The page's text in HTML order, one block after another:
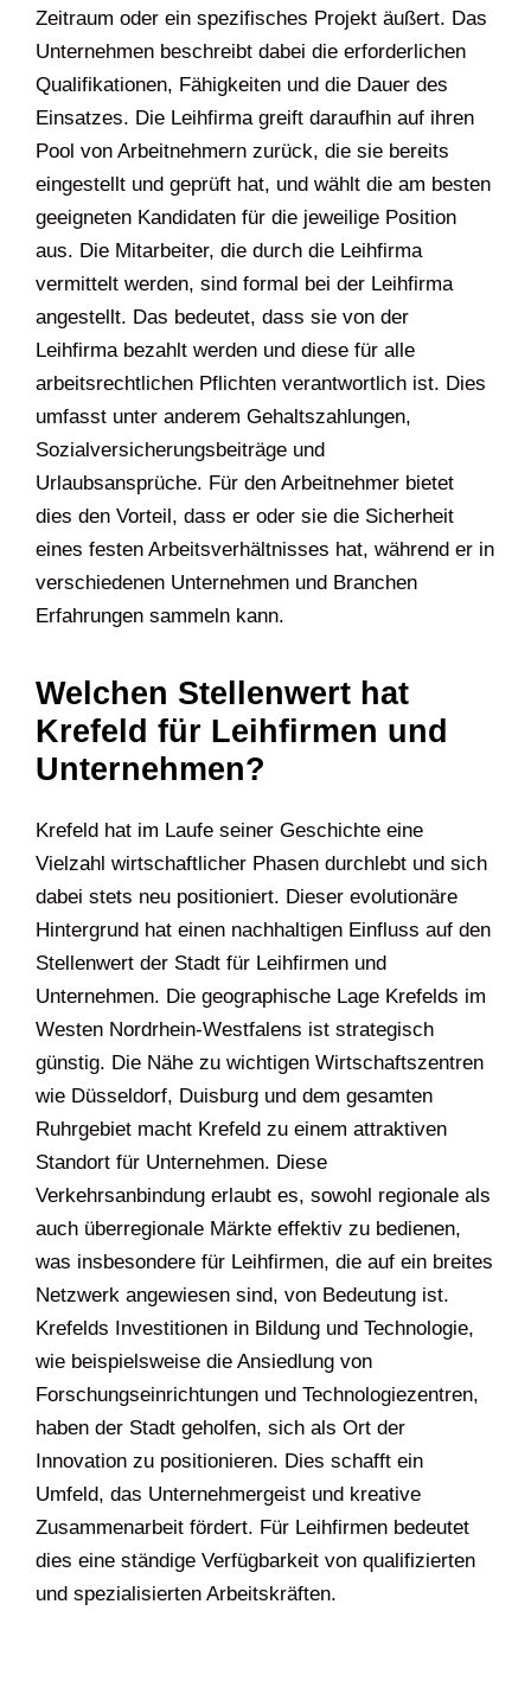
Zeitraum oder ein spezifisches Projekt äußert. Das
Unternehmen beschreibt dabei die erforderlichen
Qualifikationen, Fähigkeiten und die Dauer des
Einsatzes. Die Leihfirma greift daraufhin auf ihren
Pool von Arbeitnehmern zurück, die sie bereits
eingestellt und geprüft hat, und wählt die am besten
geeigneten Kandidaten für die jeweilige Position
aus. Die Mitarbeiter, die durch die Leihfirma
vermittelt werden, sind formal bei der Leihfirma
angestellt. Das bedeutet, dass sie von der
Leihfirma bezahlt werden und diese für alle
arbeitsrechtlichen Pflichten verantwortlich ist. Dies
umfasst unter anderem Gehaltszahlungen,
Sozialversicherungsbeiträge und
Urlaubsansprüche. Für den Arbeitnehmer bietet
dies den Vorteil, dass er oder sie die Sicherheit
eines festen Arbeitsverhältnisses hat, während er in
verschiedenen Unternehmen und Branchen
Erfahrungen sammeln kann.
Welchen Stellenwert hat
Krefeld für Leihfirmen und
Unternehmen?
Krefeld hat im Laufe seiner Geschichte eine
Vielzahl wirtschaftlicher Phasen durchlebt und sich
dabei stets neu positioniert. Dieser evolutionäre
Hintergrund hat einen nachhaltigen Einfluss auf den
Stellenwert der Stadt für Leihfirmen und
Unternehmen. Die geographische Lage Krefelds im
Westen Nordrhein-Westfalens ist strategisch
günstig. Die Nähe zu wichtigen Wirtschaftszentren
wie Düsseldorf, Duisburg und dem gesamten
Ruhrgebiet macht Krefeld zu einem attraktiven
Standort für Unternehmen. Diese
Verkehrsanbindung erlaubt es, sowohl regionale als
auch überregionale Märkte effektiv zu bedienen,
was insbesondere für Leihfirmen, die auf ein breites
Netzwerk angewiesen sind, von Bedeutung ist.
Krefelds Investitionen in Bildung und Technologie,
wie beispielsweise die Ansiedlung von
Forschungseinrichtungen und Technologiezentren,
haben der Stadt geholfen, sich als Ort der
Innovation zu positionieren. Dies schafft ein
Umfeld, das Unternehmergeist und kreative
Zusammenarbeit fördert. Für Leihfirmen bedeutet
dies eine ständige Verfügbarkeit von qualifizierten
und spezialisierten Arbeitskräften.